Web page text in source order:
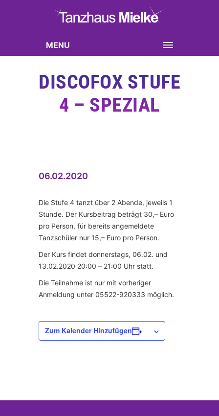
MENU
DISCOFOX STUFE
4 – SPEZIAL
06.02.2020
Die Stufe 4 tanzt über 2 Abende, jeweils 1
Stunde. Der Kursbeitrag beträgt 30,– Euro
pro Person, für bereits angemeldete
Tanzschüler nur 15,– Euro pro Person.
Der Kurs findet donnerstags, 06.02. und
13.02.2020 20:00 – 21:00 Uhr statt.
Die Teilnahme ist nur mit vorheriger
Anmeldung unter 05522-920333 möglich.
Zum Kalender Hinzufügen